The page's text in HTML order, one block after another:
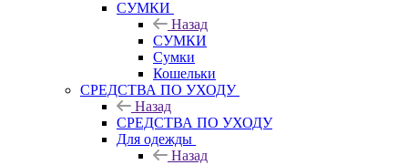
СУМКИ
Назад
СУМКИ
Сумки
Кошельки
CРЕДСТВА ПО УХОДУ
Назад
CРЕДСТВА ПО УХОДУ
Для одежды
Назад